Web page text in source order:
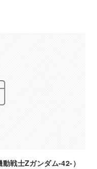
戦士Zガンダム-42-）